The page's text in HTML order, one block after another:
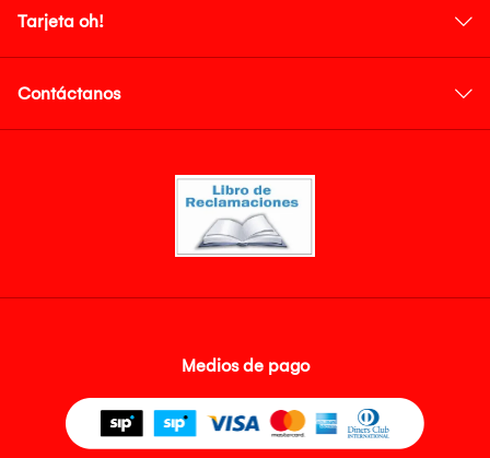
Tarjeta oh!
Contáctanos
Medios de pago